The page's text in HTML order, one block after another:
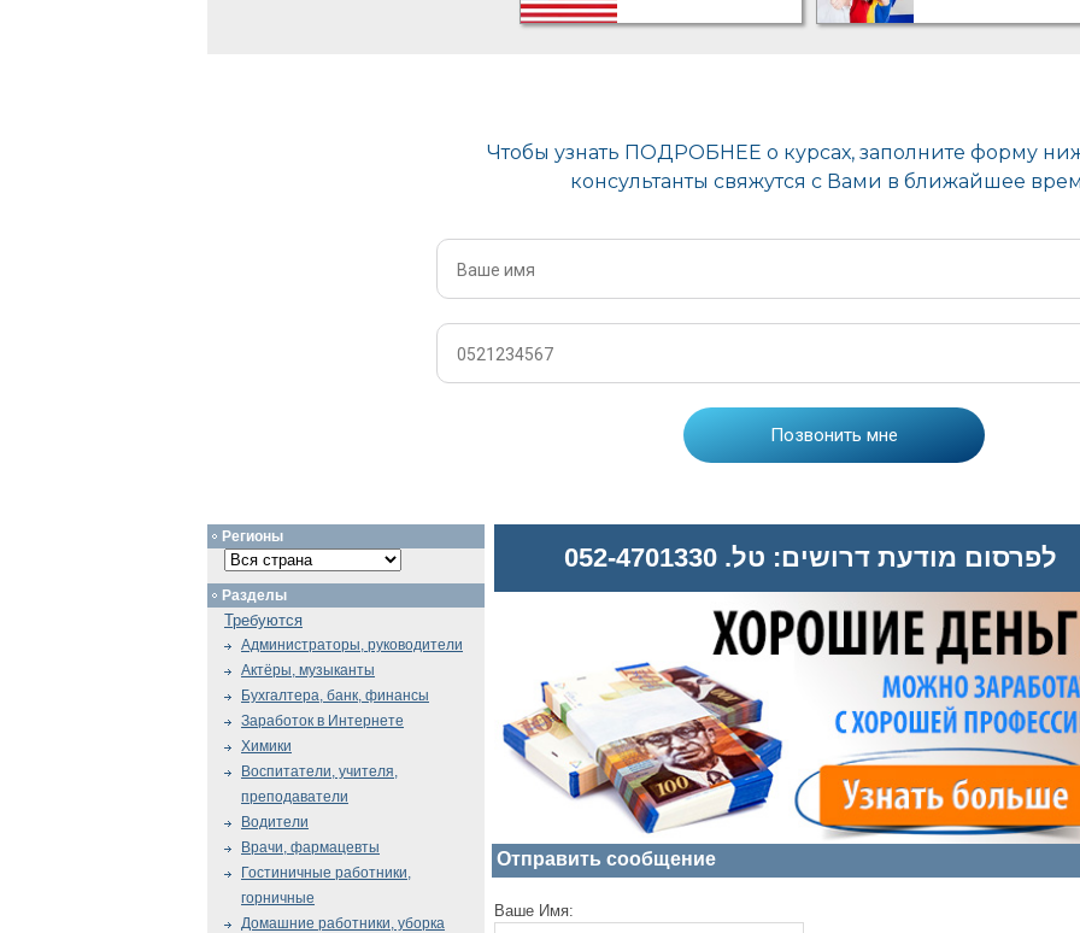
לפרסום מודעת דרושים: טל. 052-4701330
Отправить сообщение
Ваше Имя:
Регионы
Разделы
Требуются
Администраторы, руководители
Актёры, музыканты
Бухгалтера, банк, финансы
Заработок в Интернете
Химики
Воспитатели, учителя,
преподаватели
Водители
Врачи, фармацевты
Гостиничные работники,
горничные
Домашние работники, уборка